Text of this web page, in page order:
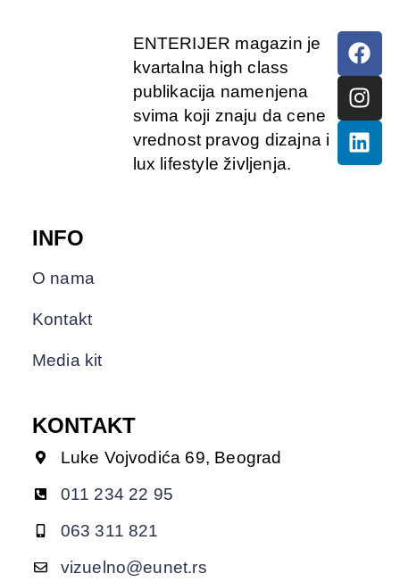
ENTERIJER magazin je
kvartalna high class
publikacija namenjena
svima koji znaju da cene
vrednost pravog dizajna i
lux lifestyle življenja.
INFO
O nama
Kontakt
Media kit
KONTAKT
Luke Vojvodića 69, Beograd
011 234 22 95
063 311 821
vizuelno@eunet.rs